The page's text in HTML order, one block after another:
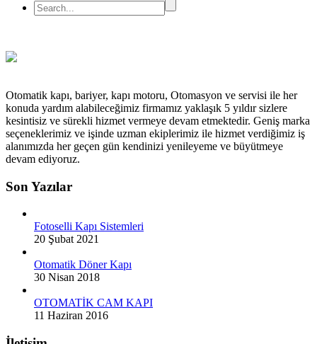
Otomatik kapı, bariyer, kapı motoru, Otomasyon ve servisi ile her
konuda yardım alabileceğimiz firmamız yaklaşık 5 yıldır sizlere
kesintisiz ve sürekli hizmet vermeye devam etmektedir. Geniş marka
seçeneklerimiz ve işinde uzman ekiplerimiz ile hizmet verdiğimiz iş
alanımızda her geçen gün kendinizi yenileyeme ve büyütmeye
devam ediyoruz.
Son Yazılar
Fotoselli Kapı Sistemleri
20 Şubat 2021
Otomatik Döner Kapı
30 Nisan 2018
OTOMATİK CAM KAPI
11 Haziran 2016